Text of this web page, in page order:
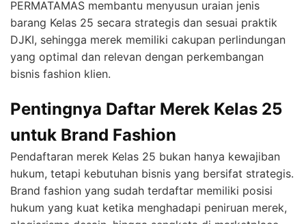
PERMATAMAS membantu menyusun uraian jenis
barang Kelas 25 secara strategis dan sesuai praktik
DJKI, sehingga merek memiliki cakupan perlindungan
yang optimal dan relevan dengan perkembangan
bisnis fashion klien.
Pentingnya Daftar Merek Kelas 25
untuk Brand Fashion
Pendaftaran merek Kelas 25 bukan hanya kewajiban
hukum, tetapi kebutuhan bisnis yang bersifat strategis.
Brand fashion yang sudah terdaftar memiliki posisi
hukum yang kuat ketika menghadapi peniruan merek,